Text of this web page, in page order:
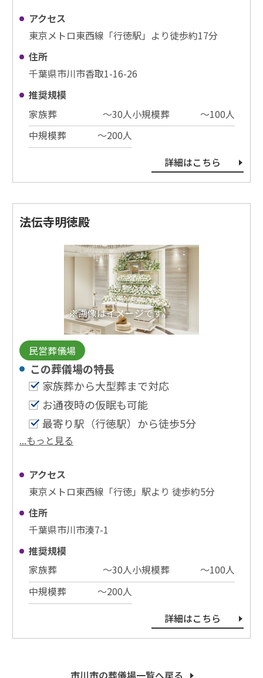
アクセス
東京メトロ東西線「行徳駅」より徒歩約17分
住所
千葉県市川市香取1-16-26
推奨規模
家族葬
〜30⼈小規模葬
〜100⼈
中規模葬
〜200⼈
詳細はこちら
法伝寺明徳殿
※画像はイメージです。
民営葬儀場
この葬儀場の特⻑
家族葬から大型葬まで対応
お通夜時の仮眠も可能
最寄り駅（行徳駅）から徒歩5分
...もっと見る
アクセス
東京メトロ東西線「行徳」駅より 徒歩約5分
住所
千葉県市川市湊7-1
推奨規模
家族葬
〜30⼈小規模葬
〜100⼈
中規模葬
〜200⼈
詳細はこちら
市川市の葬儀場一覧へ戻る